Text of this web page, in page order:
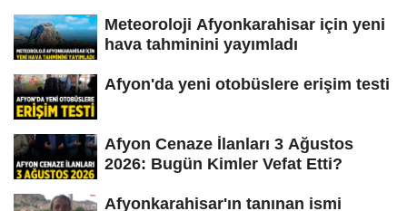
Meteoroloji Afyonkarahisar için yeni
hava tahminini yayımladı
Afyon'da yeni otobüslere erişim testi
Afyon Cenaze İlanları 3 Ağustos
2026: Bugün Kimler Vefat Etti?
Afyonkarahisar'ın tanınan ismi